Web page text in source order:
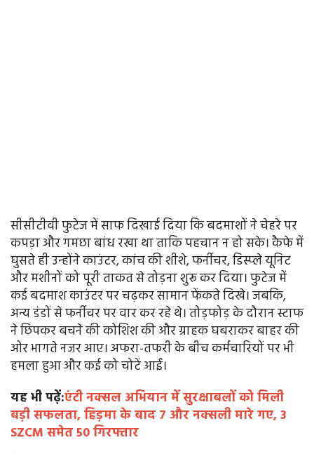
सीसीटीवी फुटेज में साफ दिखाई दिया कि बदमाशों ने चेहरे पर
कपड़ा और गमछा बांध रखा था ताकि पहचान न हो सके। कैफे में
घुसते ही उन्होंने काउंटर, कांच की शीशे, फर्नीचर, डिस्प्ले यूनिट
और मशीनों को पूरी ताकत से तोड़ना शुरू कर दिया। फुटेज में
कई बदमाश काउंटर पर चढ़कर सामान फेंकते दिखे। जबकि,
अन्य डंडों से फर्नीचर पर वार कर रहे थे। तोड़फोड़ के दौरान स्टाफ
ने छिपकर बचने की कोशिश की और ग्राहक घबराकर बाहर की
ओर भागते नजर आए। अफरा-तफरी के बीच कर्मचारियों पर भी
हमला हुआ और कई को चोटें आईं।
यह भी पढ़ें:एंटी नक्सल अभियान में सुरक्षाबलों को मिली
बड़ी सफलता, हिड़मा के बाद 7 और नक्सली मारे गए, 3
SZCM समेत 50 गिरफ्तार